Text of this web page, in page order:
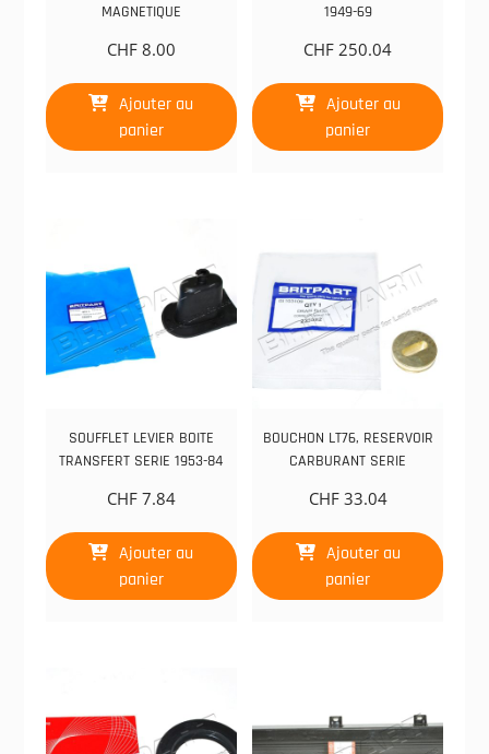
MAGNETIQUE
CHF8.00
Ajouter au
panier
1949-69
CHF 250.04
Ajouter au
panier
SOUFFLET LEVIER BOITE
TRANSFERT SERIE 1953-84
CHF7.84
Ajouter au
panier
BOUCHON LT76, RESERVOIR
CARBURANT SERIE
CHF33.04
Ajouter au
panier